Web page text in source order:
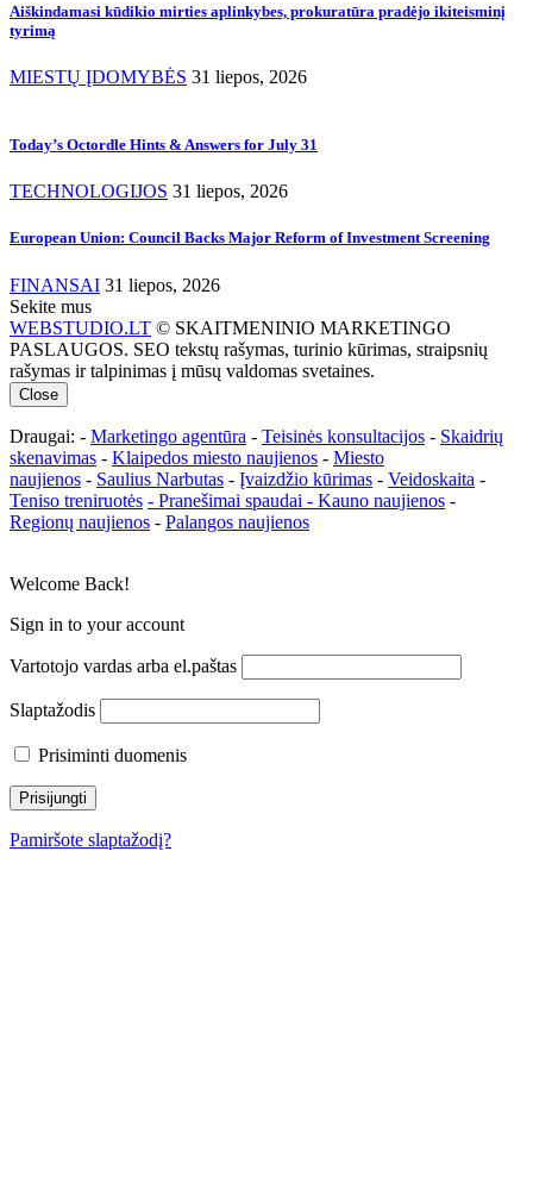
Aiškindamasi kūdikio mirties aplinkybes, prokuratūra pradėjo ikiteisminį
tyrimą
MIESTŲ ĮDOMYBĖS 31 liepos, 2026
Today’s Octordle Hints & Answers for July 31
TECHNOLOGIJOS 31 liepos, 2026
European Union: Council Backs Major Reform of Investment Screening
FINANSAI 31 liepos, 2026
Sekite mus
WEBSTUDIO.LT © SKAITMENINIO MARKETINGO
PASLAUGOS. SEO tekstų rašymas, turinio kūrimas, straipsnių
rašymas ir talpinimas į mūsų valdomas svetaines.
Close
Draugai: - Marketingo agentūra - Teisinės konsultacijos - Skaidrių
skenavimas - Klaipedos miesto naujienos - Miesto
naujienos - Saulius Narbutas - Įvaizdžio kūrimas - Veidoskaita -
Teniso treniruotės - Pranešimai spaudai - Kauno naujienos -
Regionų naujienos - Palangos naujienos
Welcome Back!
Sign in to your account
Vartotojo vardas arba el.paštas
Slaptažodis
Prisiminti duomenis
Pamiršote slaptažodį?